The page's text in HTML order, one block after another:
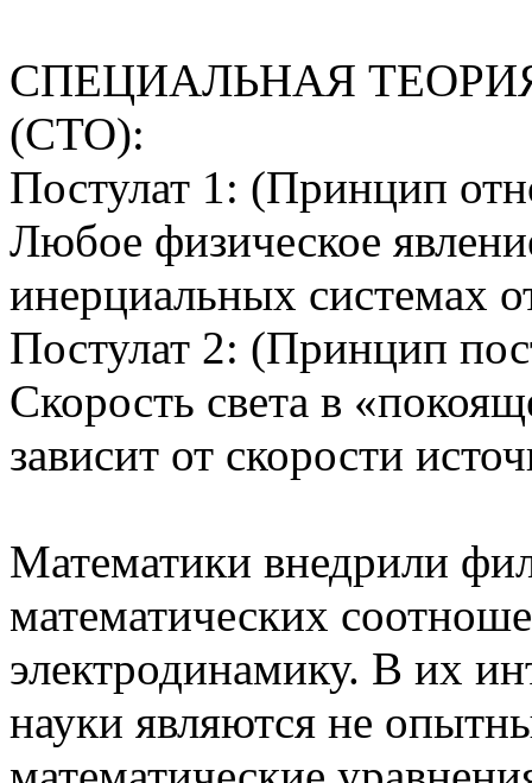
СПЕЦИАЛЬНАЯ
(СТО):
Постулат 1: (Принцип
Любое физическое
инерциальных системах
Постулат 2: (Принцип
Скорость света в
зависит от скорости
Математики внедрили
математических
электродинамику. В их
науки являются не